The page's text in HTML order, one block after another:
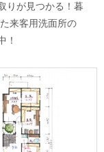
りが見つかる！暮
来客用洗面所の
！